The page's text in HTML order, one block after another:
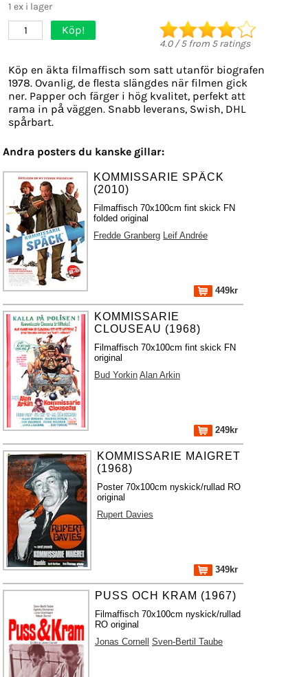
1 ex i lager
1 Köp!
4.0/5from 5ratings
Köp en äkta filmaffisch som satt utanför biografen
1978. Ovanlig, de flesta slängdes när filmen gick
ner. Papper och färger i hög kvalitet, perfekt att
rama in på väggen. Snabb leverans, Swish, DHL
spårbart.
Andra posters du kanske gillar:
KOMMISSARIE SPÄCK
(2010)
Filmaffisch 70x100cm fint skick FN
folded original
Fredde Granberg Leif Andrée
449kr
KOMMISSARIE
CLOUSEAU (1968)
Filmaffisch 70x100cm fint skick FN
original
Bud Yorkin Alan Arkin
249kr
KOMMISSARIE MAIGRET
(1968)
Poster 70x100cm nyskick/rullad RO
original
Rupert Davies
349kr
PUSS OCH KRAM (1967)
Filmaffisch 70x100cm nyskick/rullad
RO original
Jonas Cornell
Sven-Bertil Taube